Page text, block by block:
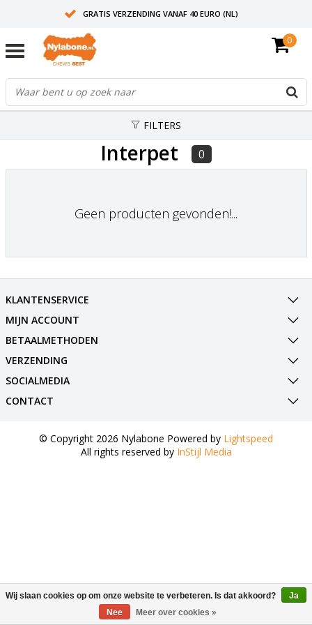
GRATIS VERZENDING VANAF 40 EURO (NL)
0
FILTERS
Interpet 0
Geen producten gevonden!...
KLANTENSERVICE
MIJN ACCOUNT
BETAALMETHODEN
VERZENDING
SOCIALMEDIA
CONTACT
© Copyright 2026 Nylabone Powered by Lightspeed
All rights reserved by InStijl Media
Wij slaan cookies op om onze website te verbeteren. Is dat akkoord?
Ja
Nee
Meer over cookies »